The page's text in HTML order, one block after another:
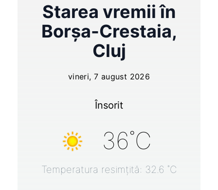
Starea vremii în
Borşa-Crestaia,
Cluj
vineri, 7 august 2026
Însorit
36˚C
Temperatura resimțită: 32.6 ˚C